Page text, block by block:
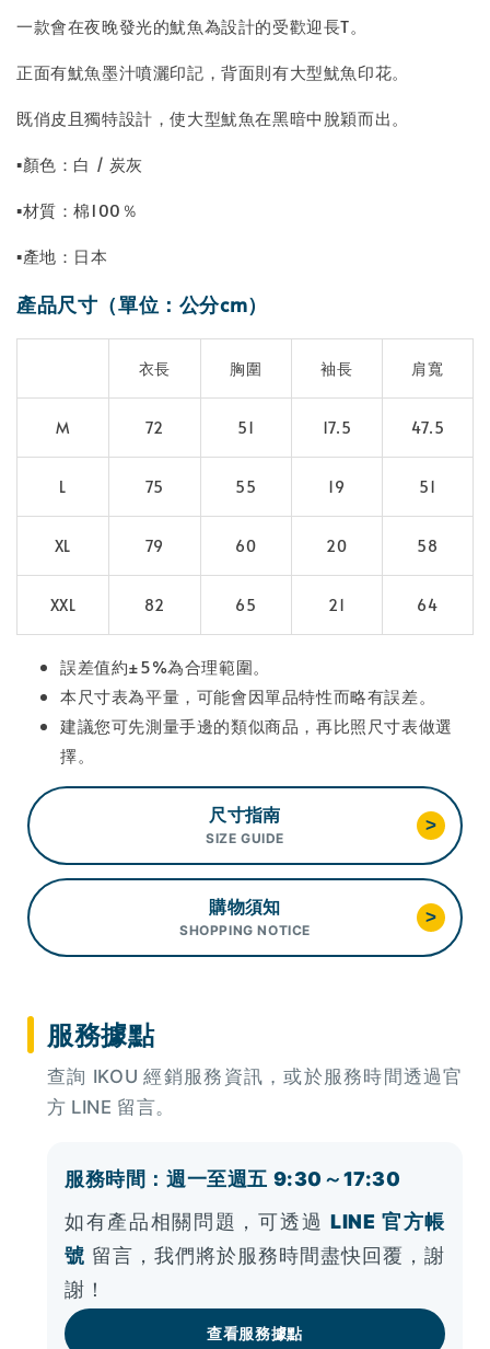
一款會在夜晚發光的魷魚為設計的受歡迎長T。
正面有魷魚墨汁噴灑印記，背面則有大型魷魚印花。
既俏皮且獨特設計，使大型魷魚在黑暗中脫穎而出。
▪顏色：白 / 炭灰
▪材質：棉100％
▪產地：日本
產品尺寸（單位：公分cm）
衣長 胸圍 袖長 肩寬
M 72 51 17.5 47.5
L 75 55 19 51
XL 79 60 20 58
XXL 82 65 21 64
誤差值約±5%為合理範圍。
本尺寸表為平量，可能會因單品特性而略有誤差。
建議您可先測量手邊的類似商品，再比照尺寸表做選
擇。
尺寸指南
SIZE GUIDE
>
購物須知
SHOPPING NOTICE
>
服務據點
查詢 IKOU 經銷服務資訊，或於服務時間透過官
方 LINE 留言。
服務時間：週一至週五 9:30～17:30
如有產品相關問題，可透過 LINE 官方帳
號 留言，我們將於服務時間盡快回覆，謝
謝！
查看服務據點